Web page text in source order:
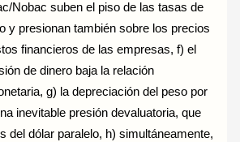
Nobac suben el piso de las tasas de
y presionan también sobre los precios
financieros de las empresas, f) el
de dinero baja la relación
g) la depreciación del peso por
inevitable presión devaluatoria, que
del dólar paralelo, h) simultáneamente,